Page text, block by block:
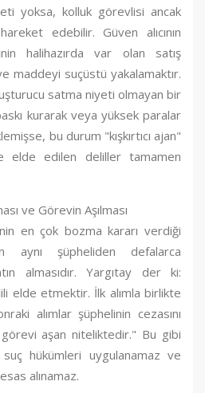
yoksa, kolluk görevlisi ancak
edebilir. Güven alıcının
halihazırda var olan satış
maddeyi suçüstü yakalamaktır.
satma niyeti olmayan bir
kurarak veya yüksek paralar
bu durum "kışkırtıcı ajan"
elde edilen deliller tamamen
ve Görevin Aşılması
en çok bozma kararı verdiği
aynı şüpheliden defalarca
almasıdır. Yargıtay der ki:
elde etmektir. İlk alımla birlikte
alımlar şüphelinin cezasını
aşan niteliktedir." Bu gibi
hükümleri uygulanamaz ve
alınamaz.